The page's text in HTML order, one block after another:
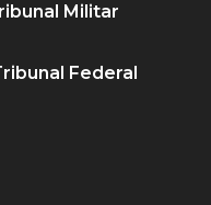
Militar
Federal